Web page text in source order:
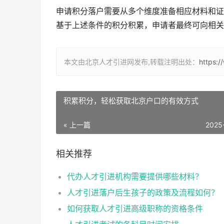
申请积分落户需要从多个维度准备相应材料和
基于上述条件的积分积累，申请者最终可向相
本文由北京人才引进网发布,转载注明出处： https://
积累积分，轻松获取北京户口的有效方式
« 上一篇
相关推荐
代办人才引进机构需要提供哪些材料？
人才引进落户后生孩子的政策及流程如何？
如何获取人才引进高级职称的资格条件